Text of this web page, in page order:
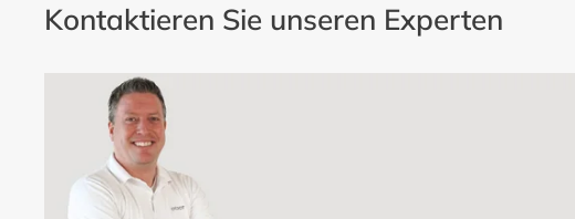
Kontaktieren Sie unseren Experten